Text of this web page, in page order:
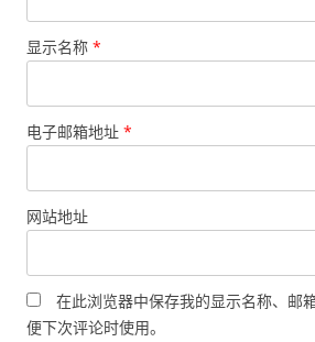
显示名称 *
电子邮箱地址 *
网站地址
在此浏览器中保存我的显示名称、邮
便下次评论时使用。